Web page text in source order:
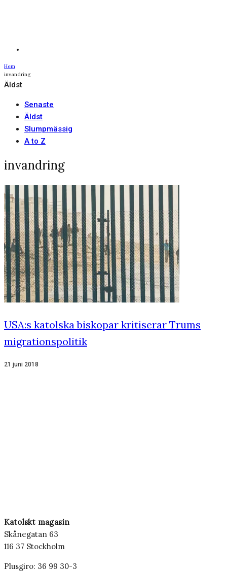
Hem
invandring
Äldst
Senaste
Äldst
Slumpmässig
A to Z
invandring
USA:s katolska biskopar kritiserar Trums
migrationspolitik
21 juni 2018
Katolskt magasin
Skånegatan 63
116 37 Stockholm
Plusgiro: 36 99 30-3